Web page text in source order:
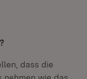
dass die